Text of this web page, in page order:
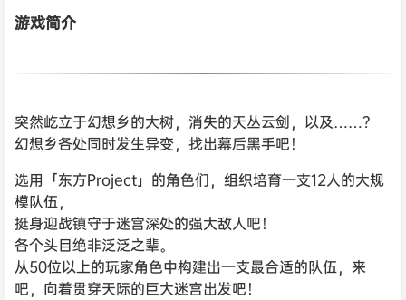
游戏简介
突然屹立于幻想乡的大树，消失的天丛云剑，以及……？
幻想乡各处同时发生异变，找出幕后黑手吧！
选用「东方Project」的角色们，组织培育一支12人的大规
模队伍，
挺身迎战镇守于迷宫深处的强大敌人吧！
各个头目绝非泛泛之辈。
从50位以上的玩家角色中构建出一支最合适的队伍，来
吧，向着贯穿天际的巨大迷宫出发吧！